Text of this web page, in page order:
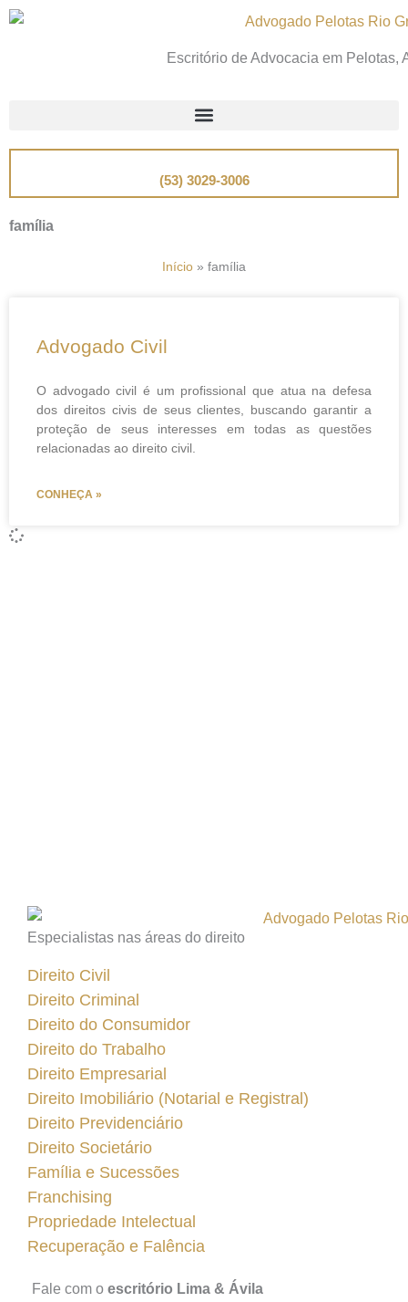
Escritório de Advocacia em Pelotas,
(53) 3029-3006
família
Início » família
Advogado Civil
O advogado civil é um profissional que atua na defesa
dos direitos civis de seus clientes, buscando garantir a
proteção de seus interesses em todas as questões
relacionadas ao direito civil.
CONHEÇA »
Especialistas nas áreas do direito
Direito Civil
Direito Criminal
Direito do Consumidor
Direito do Trabalho
Direito Empresarial
Direito Imobiliário (Notarial e Registral)
Direito Previdenciário
Direito Societário
Família e Sucessões
Franchising
Propriedade Intelectual
Recuperação e Falência
Fale com o escritório Lima & Ávila